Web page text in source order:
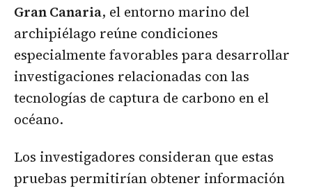
Gran Canaria, el entorno marino del
archipiélago reúne condiciones
especialmente favorables para desarrollar
investigaciones relacionadas con las
tecnologías de captura de carbono en el
océano.
Los investigadores consideran que estas
pruebas permitirían obtener información